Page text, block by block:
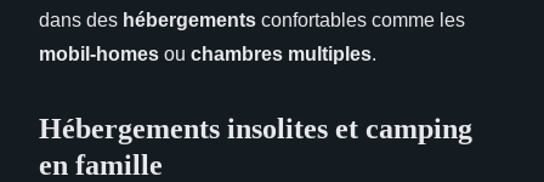
dans des hébergements confortables comme les
mobil-homes ou chambres multiples.
Hébergements insolites et camping
en famille